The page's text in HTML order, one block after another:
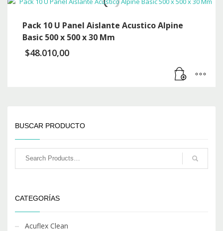
Pack 10 U Panel Aislante Acustico Alpine
Basic 500 x 500 x 30 Mm
$48.010,00
BUSCAR PRODUCTO
CATEGORÍAS
Acuflex Clean